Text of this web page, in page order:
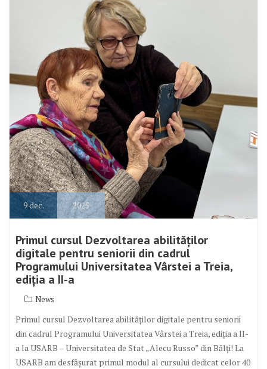
9dec. 2025
Primul cursul Dezvoltarea abilităților
digitale pentru seniorii din cadrul
Programului Universitatea Vârstei a Treia,
ediția a II-a
News
Primul cursul Dezvoltarea abilităților digitale pentru seniorii
din cadrul Programului Universitatea Vârstei a Treia, ediția a II-
a la USARB – Universitatea de Stat „Alecu Russo” din Bălți! La
USARB am desfășurat primul modul al cursului dedicat celor 40